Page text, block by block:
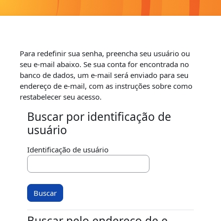
Para redefinir sua senha, preencha seu usuário ou
seu e-mail abaixo. Se sua conta for encontrada no
banco de dados, um e-mail será enviado para seu
endereço de e-mail, com as instruções sobre como
restabelecer seu acesso.
Buscar por identificação de usuário
Buscar por identificação de
usuário
Identificação de usuário